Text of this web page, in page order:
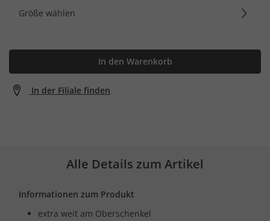
Größe wählen
In den Warenkorb
In der Filiale finden
Alle Details zum Artikel
Informationen zum Produkt
extra weit am Oberschenkel